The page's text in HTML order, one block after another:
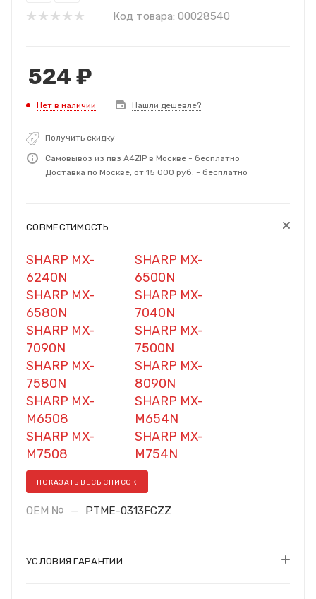
Код товара: 00028540
524 ₽
Нет в наличии Нашли дешевле?
Получить скидку
Самовывоз из пвз A4ZIP в Москве - бесплатно
Доставка по Москве, от 15 000 руб. - бесплатно
СОВМЕСТИМОСТЬ
SHARP MX-
6240N
SHARP MX-
6500N
SHARP MX-
6580N
SHARP MX-
7040N
SHARP MX-
7090N
SHARP MX-
7500N
SHARP MX-
7580N
SHARP MX-
8090N
SHARP MX-
M6508
SHARP MX-
M654N
SHARP MX-
M7508
SHARP MX-
M754N
ПОКАЗАТЬ ВЕСЬ СПИСОК
OEM № — PTME-0313FCZZ
УСЛОВИЯ ГАРАНТИИ